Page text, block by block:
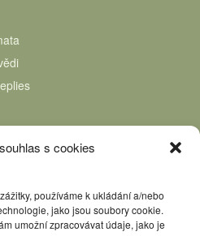
s cookies
používáme k ukládání a/nebo
jako jsou soubory cookie.
umožní zpracovávat údaje, jako je